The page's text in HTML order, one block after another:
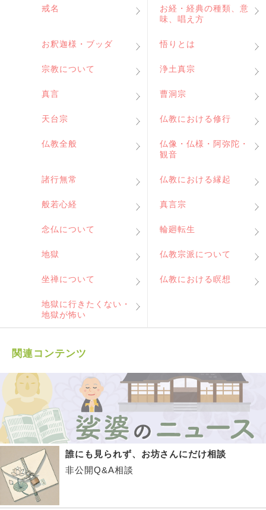
戒名
お経・経典の種類、意
味、唱え方
お釈迦様・ブッダ 悟りとは
宗教について 浄土真宗
真言 曹洞宗
天台宗 仏教における修行
仏教全般
仏像・仏様・阿弥陀・
観音
諸行無常 仏教における縁起
般若心経 真言宗
念仏について 輪廻転生
地獄 仏教宗派について
坐禅について 仏教における瞑想
地獄に行きたくない・
地獄が怖い
関連コンテンツ
誰にも見られず、お坊さんにだけ相談
非公開Q&A相談